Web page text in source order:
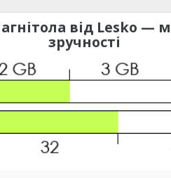
від Lesko
зручності